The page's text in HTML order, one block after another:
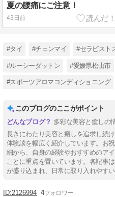
夏の腰痛にご注意！
43日前
#タイ #チェンマイ #セラピスト
#ルーシーダットン #愛媛県松山市
#スポーツアロマコンディショニング
このブログのここがポイント
多彩な美容と癒しの
長きにわたり美容と癒しを追求し続
体験談を幅広く紹介しています。お
細から、自身の経験やおすすめのア
ことに重点を置いています。各記事
が盛り込まれ、日常に取り入れやす
2126994 4